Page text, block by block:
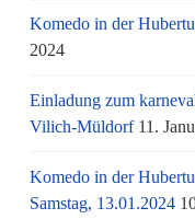
Komedo in der
2024
Einladung zum
Vilich-Müldorf 11.
Komedo in der
Samstag, 13.01.2024